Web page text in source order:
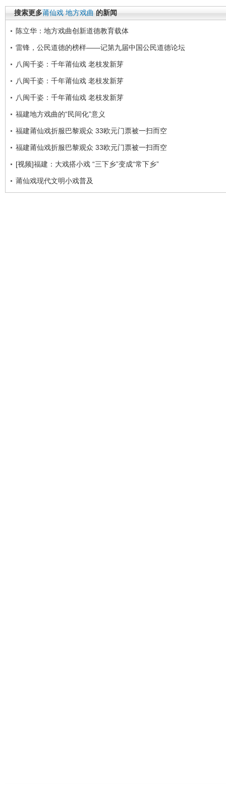
搜索更多莆仙戏 地方戏曲 的新闻
陈立华：地方戏曲创新道德教育载体
雷锋，公民道德的榜样——记第九届中国公民道德论坛
八闽千姿：千年莆仙戏 老枝发新芽
八闽千姿：千年莆仙戏 老枝发新芽
八闽千姿：千年莆仙戏 老枝发新芽
福建地方戏曲的“民间化”意义
福建莆仙戏折服巴黎观众 33欧元门票被一扫而空
福建莆仙戏折服巴黎观众 33欧元门票被一扫而空
[视频]福建：大戏搭小戏 “三下乡”变成“常下乡”
莆仙戏现代文明小戏普及